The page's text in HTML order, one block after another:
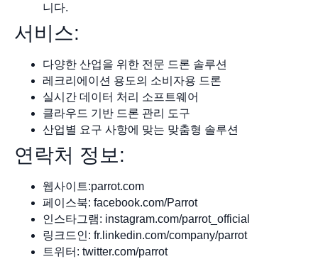
니다.
서비스:
다양한 산업을 위한 전문 드론 솔루션
레크리에이션 용도의 소비자용 드론
실시간 데이터 처리 소프트웨어
클라우드 기반 드론 관리 도구
산업별 요구 사항에 맞는 맞춤형 솔루션
연락처 정보:
웹사이트:parrot.com
페이스북: facebook.com/Parrot
인스타그램: instagram.com/parrot_official
링크드인: fr.linkedin.com/company/parrot
트위터: twitter.com/parrot